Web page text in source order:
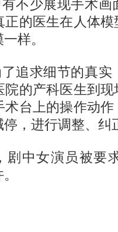
少展现手术画
的医生在人体
样。
求细节的真实
的产科医生到
台上的操作动
，进行调整、纠
中女演员被要